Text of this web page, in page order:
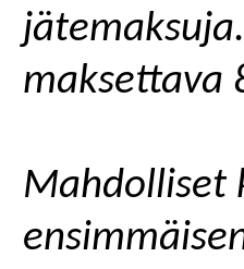
maksettava
Mahdolliset